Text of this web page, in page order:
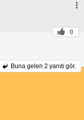
0
Buna gelen 2 yanıtı gör.